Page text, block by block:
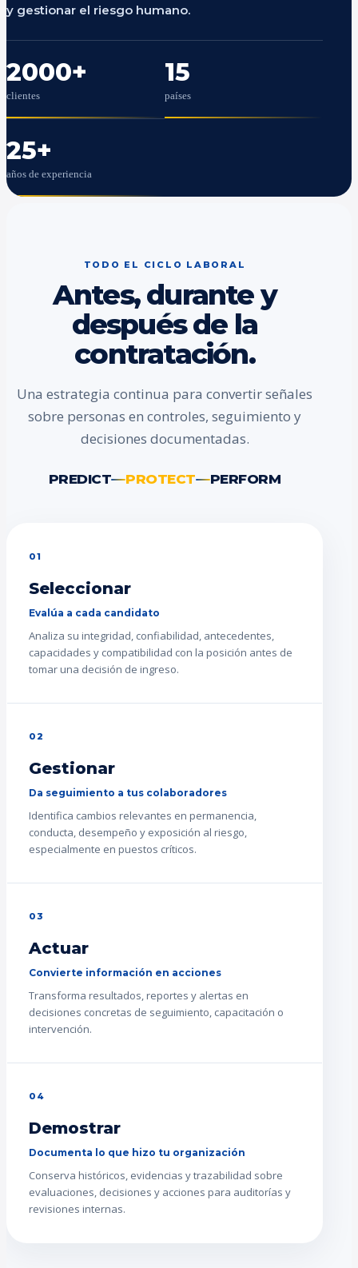
y gestionar el riesgo humano.
2000+
clientes
15
países
25+
años de experiencia
TODO EL CICLO LABORAL
Antes, durante y
después de la
contratación.
Una estrategia continua para convertir señales
sobre personas en controles, seguimiento y
decisiones documentadas.
PREDICT PROTECT PERFORM
01
Seleccionar
Evalúa a cada candidato
Analiza su integridad, confiabilidad, antecedentes,
capacidades y compatibilidad con la posición antes de
tomar una decisión de ingreso.
02
Gestionar
Da seguimiento a tus colaboradores
Identifica cambios relevantes en permanencia,
conducta, desempeño y exposición al riesgo,
especialmente en puestos críticos.
03
Actuar
Convierte información en acciones
Transforma resultados, reportes y alertas en
decisiones concretas de seguimiento, capacitación o
intervención.
04
Demostrar
Documenta lo que hizo tu organización
Conserva históricos, evidencias y trazabilidad sobre
evaluaciones, decisiones y acciones para auditorías y
revisiones internas.